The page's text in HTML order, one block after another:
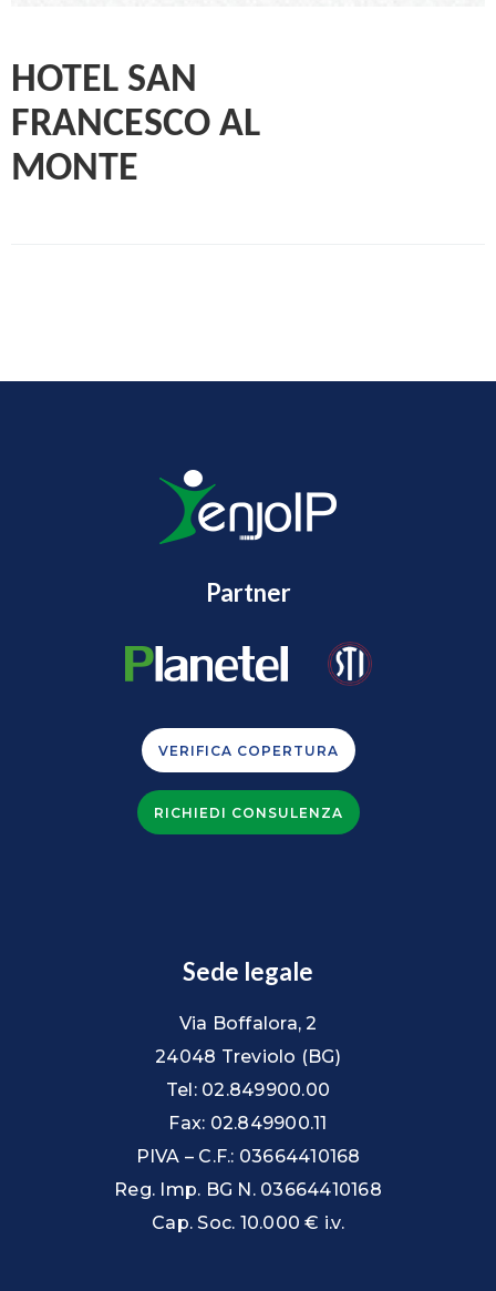
HOTEL SAN
FRANCESCO AL
MONTE
Partner
VERIFICA COPERTURA
RICHIEDI CONSULENZA
Sede legale
Via Boffalora, 2
24048 Treviolo (BG)
Tel: 02.849900.00
Fax: 02.849900.11
PIVA – C.F.: 03664410168
Reg. Imp. BG N. 03664410168
Cap. Soc. 10.000 € i.v.